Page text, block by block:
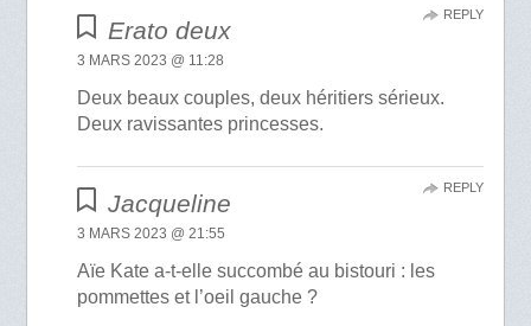
Erato deux
3 MARS 2023 @ 11:28
Deux beaux couples, deux héritiers sérieux.
Deux ravissantes princesses.
REPLY
Jacqueline
3 MARS 2023 @ 21:55
Aïe Kate a-t-elle succombé au bistouri : les
pommettes et l’oeil gauche ?
REPLY